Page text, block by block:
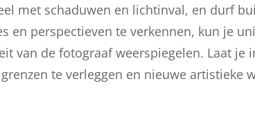
met schaduwen en lichtinval, en durf
en perspectieven te verkennen, kun je
van de fotograaf weerspiegelen. Laat je
te verleggen en nieuwe artistieke